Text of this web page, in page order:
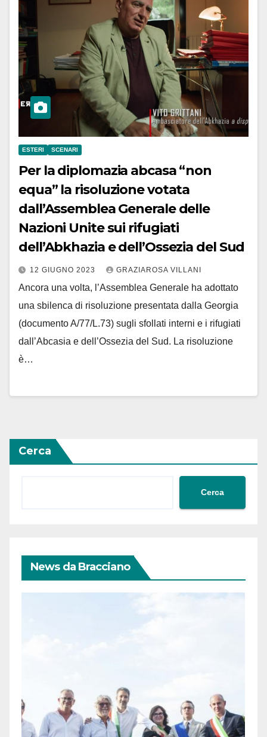
ESTERI SCENARI
Per la diplomazia abcasa “non
equa” la risoluzione votata
dall’Assemblea Generale delle
Nazioni Unite sui rifugiati
dell’Abkhazia e dell’Ossezia del Sud
12 GIUGNO 2023 GRAZIAROSA VILLANI
Ancora una volta, l’Assemblea Generale ha adottato
una sbilenca di risoluzione presentata dalla Georgia
(documento A/77/L.73) sugli sfollati interni e i rifugiati
dall’Abcasia e dell’Ossezia del Sud. La risoluzione
è…
Cerca
Cerca
News da Bracciano